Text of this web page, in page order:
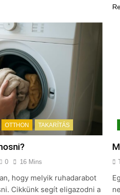
OTTHON TAKARÍTÁS
0 16 Mins
hogy melyik ruhadarabot
Cikkünk segít eligazodni a